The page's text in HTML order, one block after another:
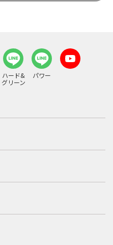
ハード&
グリーン
パワー